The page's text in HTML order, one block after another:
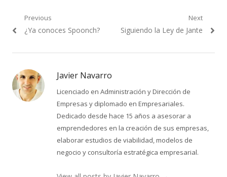
Navegación
de
entradas
Previous
Previous
¿Ya conoces Spoonch?
Next
Next
Siguiendo la Ley de Jante
Javier Navarro
Licenciado en Administración y Dirección de
Empresas y diplomado en Empresariales.
Dedicado desde hace 15 años a asesorar a
emprendedores en la creación de sus empresas,
elaborar estudios de viabilidad, modelos de
negocio y consultoría estratégica empresarial.